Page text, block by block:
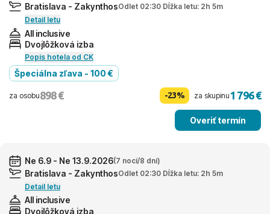
Bratislava - ZakynthosOdlet 02:30 Dĺžka letu: 2h 5m
Detail letu
All inclusive
Dvojlôžková izba
Popis hotela od CK
Špeciálna zľava - 100 €
za osobu898 € -23% za skupinu1 796 €
Overiť termín
Ne 6.9 - Ne 13.9.2026(7 nocí/8 dní)
Bratislava - ZakynthosOdlet 02:30 Dĺžka letu: 2h 5m
Detail letu
All inclusive
Dvojlôžková izba